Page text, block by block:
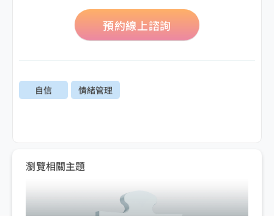
預約線上諮詢
自信 情緒管理
瀏覽相關主題